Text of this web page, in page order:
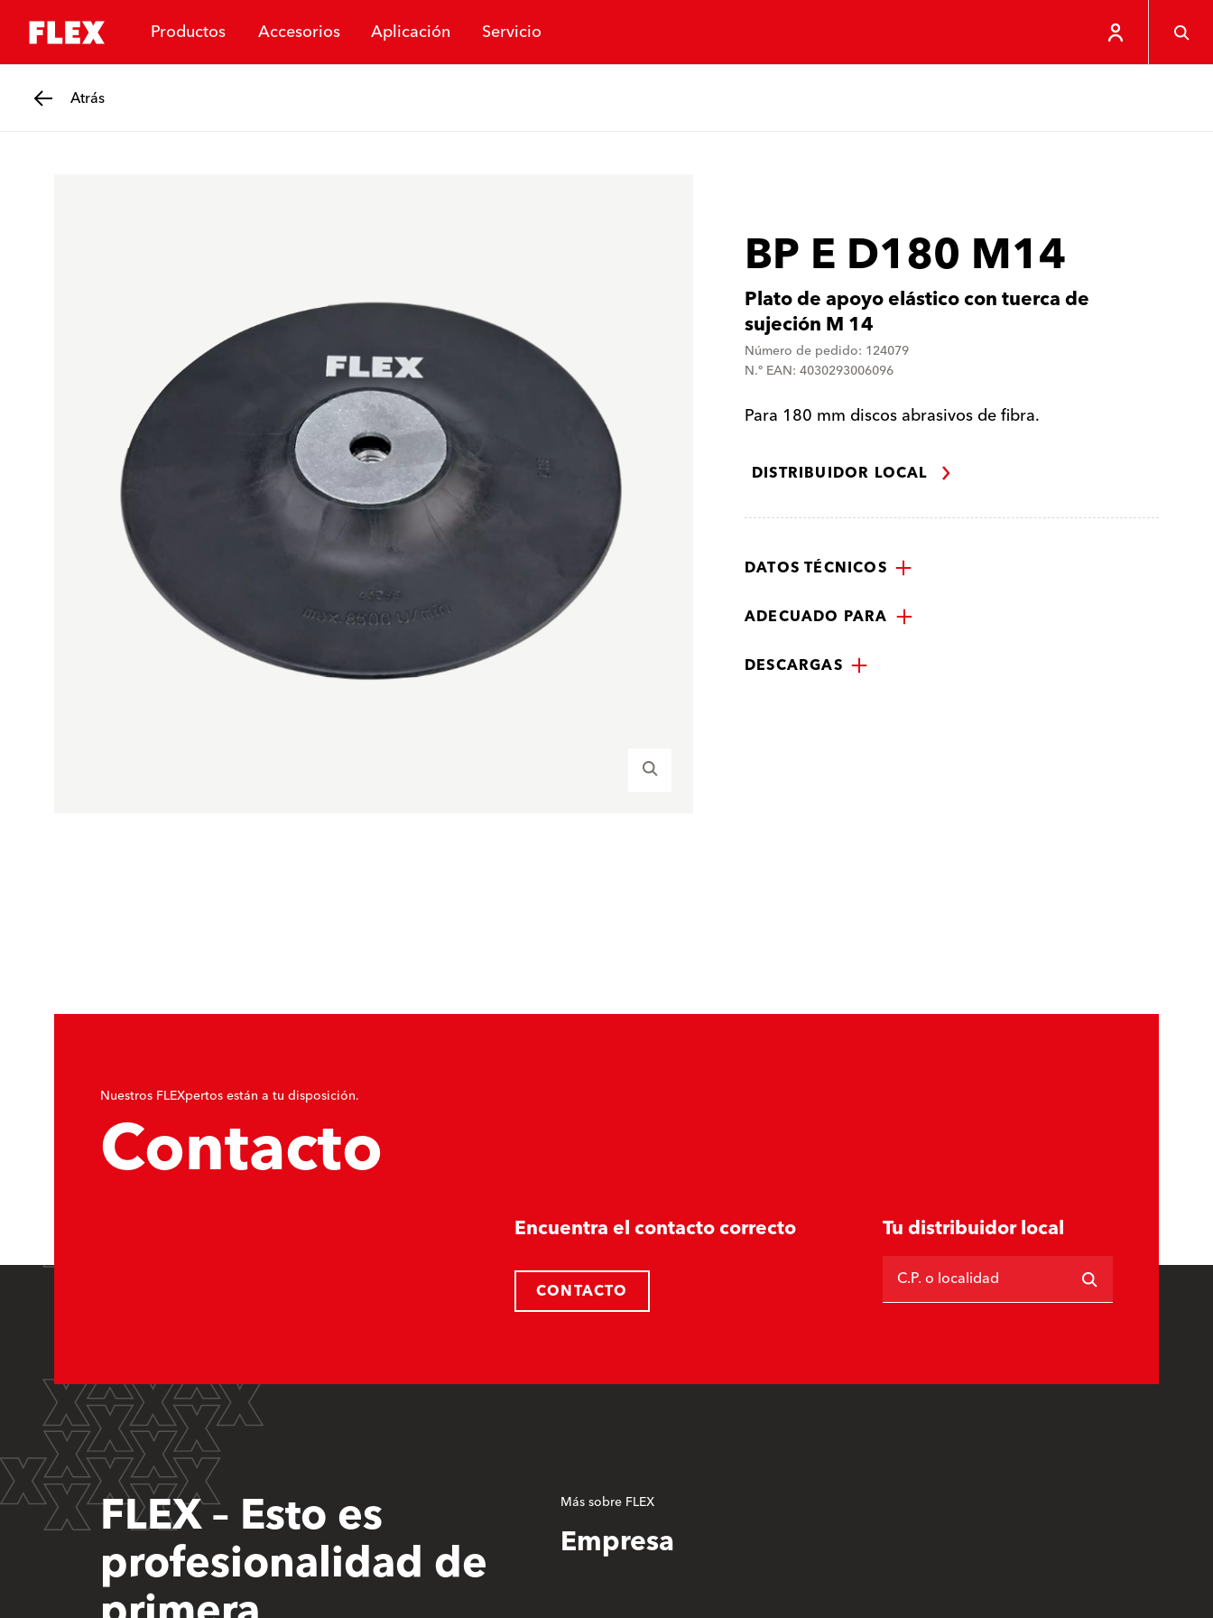
Productos Accesorios Aplicación Servicio
Atrás
BP E D180 M14
Plato de apoyo elástico con tuerca de
sujeción M 14
Número de pedido: 124079
N.º EAN: 4030293006096
Para 180 mm discos abrasivos de fibra.
DISTRIBUIDOR LOCAL
DATOS TÉCNICOS
ADECUADO PARA
DESCARGAS
Nuestros FLEXpertos están a tu disposición.
Contacto
Encuentra el contacto correcto
CONTACTO
Tu distribuidor local
C.P. o localidad
FLEX – Esto es
profesionalidad de
Más sobre FLEX
Empresa